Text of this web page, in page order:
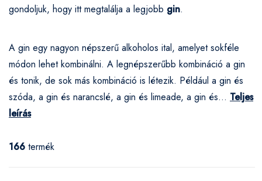
gondoljuk, hogy itt megtalálja a legjobb gin.
A gin egy nagyon népszerű alkoholos ital, amelyet sokféle
módon lehet kombinálni. A legnépszerűbb kombináció a gin
és tonik, de sok más kombináció is létezik. Például a gin és
szóda, a gin és narancslé, a gin és limeade, a gin és... Teljes
leírás
166 termék